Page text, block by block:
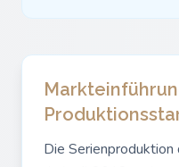
Die Serienproduktion